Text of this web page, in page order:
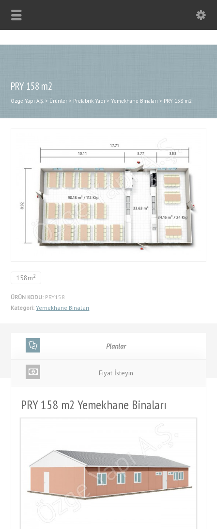
PRY 158 m2
Özge Yapı A.Ş.> Ürünler > Prefabrik Yapı > Yemekhane Binaları > PRY 158 m2
158m2
ÜRÜN KODU: PRY158
Kategori: Yemekhane Binaları
Planlar
Fiyat İsteyin
PRY 158 m2 Yemekhane Binaları